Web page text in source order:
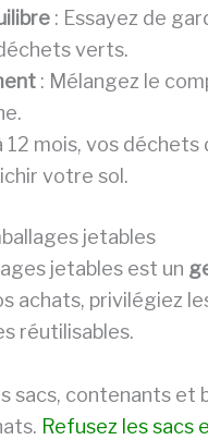
: Essayez de
verts.
: Mélangez le
12 mois, vos
votre sol.
jetables
jetables est un
achats, privilégiez
réutilisables.
sacs, contenants et
Refusez les sacs